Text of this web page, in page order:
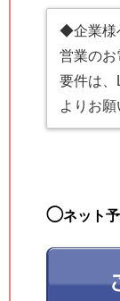
◆企業様
営業のお
要件は、
よりお願
◯ネット